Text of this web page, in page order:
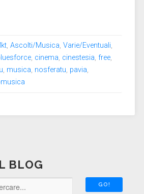
, Ascolti/Musica, Varie/Eventuali,
, cinema, cinestesia, free,
, musica, nosferatu, pavia,
BLOG